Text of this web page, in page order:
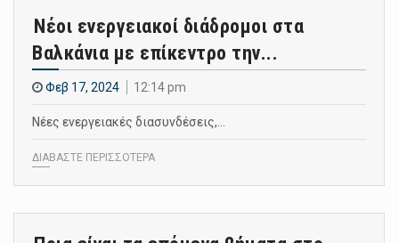
Νέοι ενεργειακοί διάδρομοι στα
Βαλκάνια με επίκεντρο την...
Φεβ 17, 2024 12:14 pm
Νέες ενεργειακές διασυνδέσεις,…
ΔΙΑΒΑΣΤΕ ΠΕΡΙΣΣΟΤΕΡΑ